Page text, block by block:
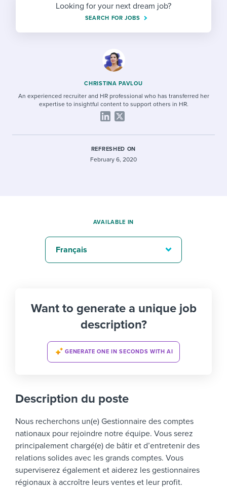
Digitizing work processes
Workable Academy
Looking for your next dream job?
SEARCH FOR JOBS
CHRISTINA PAVLOU
An experienced recruiter and HR professional who has transferred her
expertise to insightful content to support others in HR.
REFRESHED ON
February 6, 2020
Want to generate a unique job
description?
GENERATE ONE IN SECONDS WITH AI
Description du poste
Nous recherchons un(e) Gestionnaire des comptes
nationaux pour rejoindre notre équipe. Vous serez
principalement chargé(e) de bâtir et d’entretenir des
relations solides avec les grands comptes. Vous
superviserez également et aiderez les gestionnaires
régionaux à accroître leurs ventes et leur profit.
AVAILABLE IN
Français